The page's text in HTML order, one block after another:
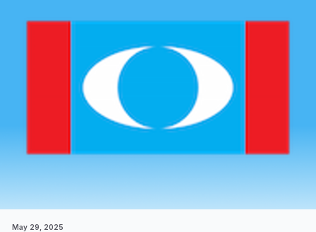
May 29, 2025